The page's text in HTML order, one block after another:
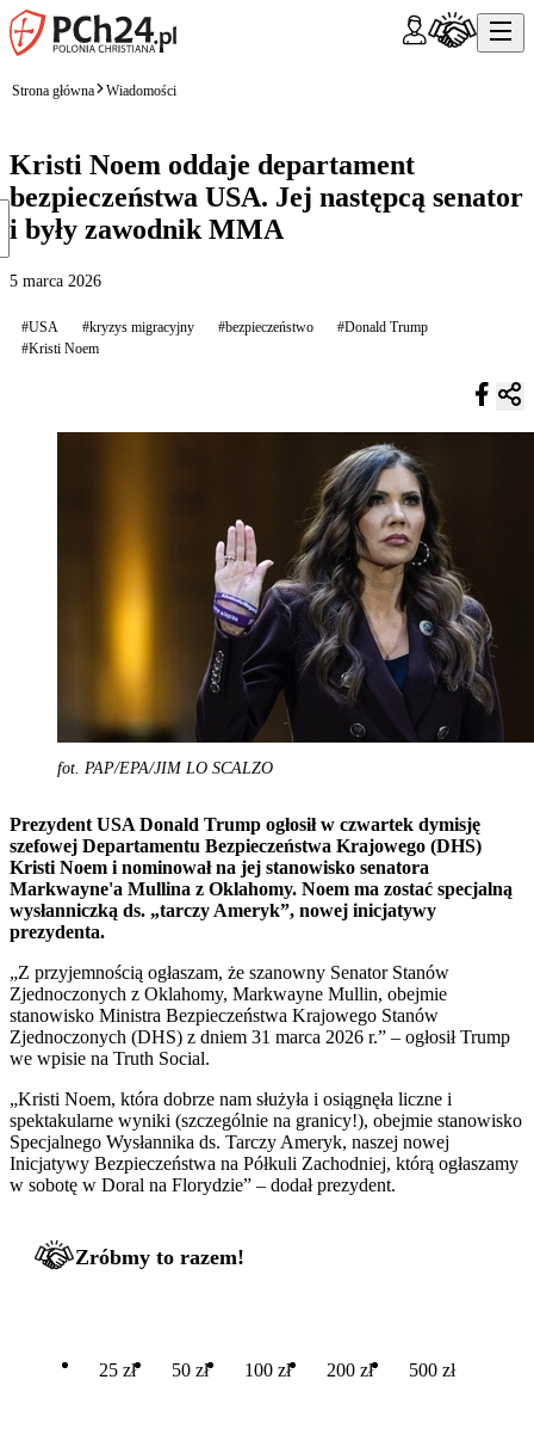
Strona główna Wiadomości
Kristi Noem oddaje departament
bezpieczeństwa USA. Jej następcą senator
i były zawodnik MMA
5 marca 2026
#USA #kryzys migracyjny #bezpieczeństwo
#Donald Trump
#Kristi Noem
fot. PAP/EPA/JIM LO SCALZO
Prezydent USA Donald Trump ogłosił w czwartek dymisję
szefowej Departamentu Bezpieczeństwa Krajowego (DHS)
Kristi Noem i nominował na jej stanowisko senatora
Markwayne'a Mullina z Oklahomy. Noem ma zostać specjalną
wysłanniczką ds. „tarczy Ameryk”, nowej inicjatywy
prezydenta.
„Z przyjemnością ogłaszam, że szanowny Senator Stanów
Zjednoczonych z Oklahomy, Markwayne Mullin, obejmie
stanowisko Ministra Bezpieczeństwa Krajowego Stanów
Zjednoczonych (DHS) z dniem 31 marca 2026 r.” – ogłosił Trump
we wpisie na Truth Social.
„Kristi Noem, która dobrze nam służyła i osiągnęła liczne i
spektakularne wyniki (szczególnie na granicy!), obejmie stanowisko
Specjalnego Wysłannika ds. Tarczy Ameryk, naszej nowej
Inicjatywy Bezpieczeństwa na Półkuli Zachodniej, którą ogłaszamy
w sobotę w Doral na Florydzie” – dodał prezydent.
Zróbmy to razem!
25 zł 50 zł 100 zł 200 zł 500 zł